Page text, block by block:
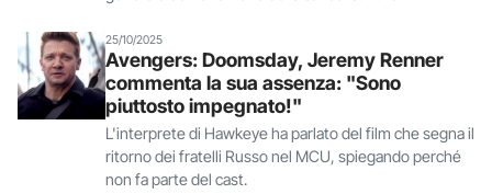
25/10/2025
Avengers: Doomsday, Jeremy Renner
commenta la sua assenza: "Sono
piuttosto impegnato!"
L'interprete di Hawkeye ha parlato del film che segna il
ritorno dei fratelli Russo nel MCU, spiegando perché
non fa parte del cast.